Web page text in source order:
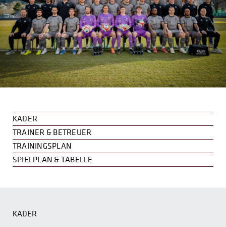
KADER
TRAINER & BETREUER
TRAININGSPLAN
SPIELPLAN & TABELLE
KADER